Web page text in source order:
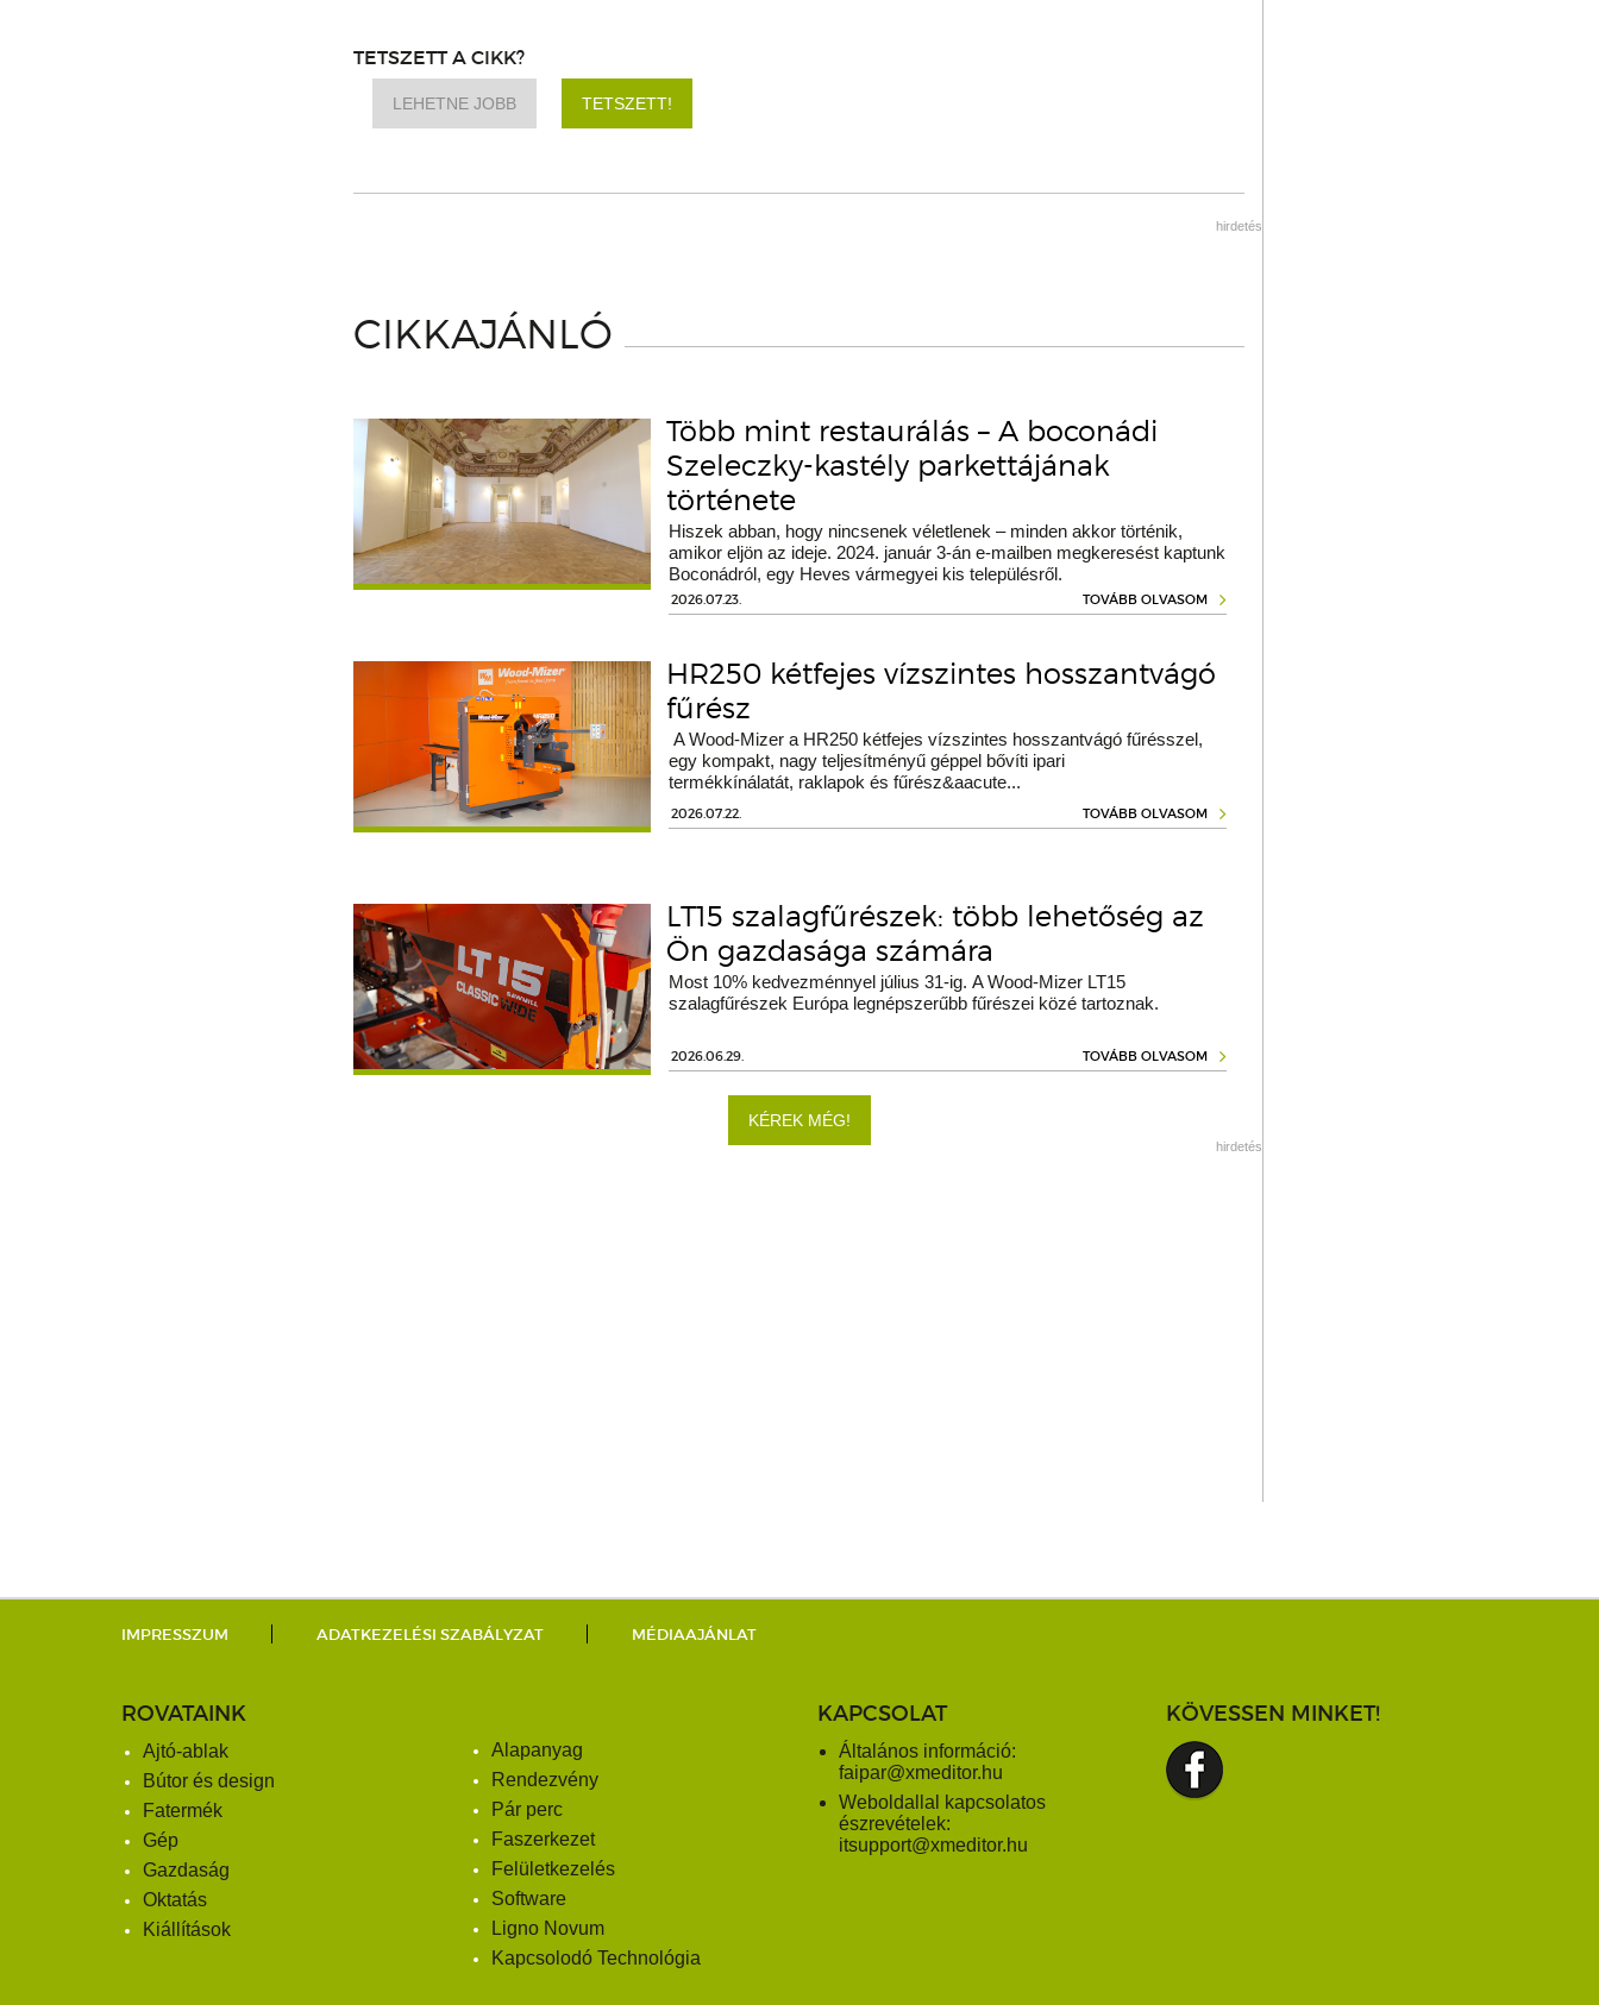
TETSZETT A CIKK?
LEHETNE JOBB TETSZETT!
hirdetés
CIKKAJÁNLÓ
Több mint restaurálás – A boconádi
Szeleczky-kastély parkettájának
története
Hiszek abban, hogy nincsenek véletlenek – minden akkor történik,
amikor eljön az ideje. 2024. január 3-án e-mailben megkeresést kaptunk
Boconádról, egy Heves vármegyei kis településről.
2026.07.23. TOVÁBB OLVASOM
HR250 kétfejes vízszintes hosszantvágó
fűrész
A Wood-Mizer a HR250 kétfejes vízszintes hosszantvágó fűrésszel,
egy kompakt, nagy teljesítményű géppel bővíti ipari
termékkínálatát, raklapok és fűrész&aacute...
2026.07.22. TOVÁBB OLVASOM
LT15 szalagfűrészek: több lehetőség az
Ön gazdasága számára
Most 10% kedvezménnyel július 31-ig. A Wood-Mizer LT15
szalagfűrészek Európa legnépszerűbb fűrészei közé tartoznak.
2026.06.29. TOVÁBB OLVASOM
KÉREK MÉG!
hirdetés
IMPRESSZUM ADATKEZELÉSI SZABÁLYZAT MÉDIAAJÁNLAT
ROVATAINK
Ajtó-ablak
Bútor és design
Fatermék
Gép
Gazdaság
Oktatás
Kiállítások
Alapanyag
Rendezvény
Pár perc
Faszerkezet
Felületkezelés
Software
Ligno Novum
Kapcsolodó Technológia
KAPCSOLAT
Általános információ:
faipar@xmeditor.hu
Weboldallal kapcsolatos
észrevételek:
itsupport@xmeditor.hu
KÖVESSEN MINKET!